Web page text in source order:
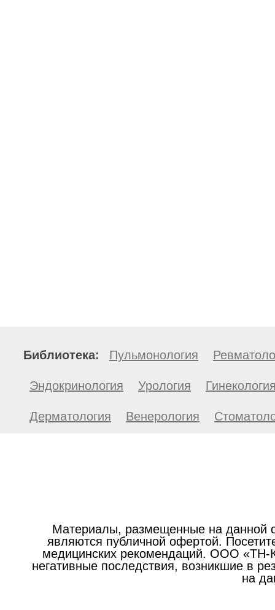
Библиотека: Пульмонология
Эндокринология Урология
Дерматология Венерология
Материалы, размещенные на данной
являются публичной офертой.
медицинских рекомендаций. ООО «ТН-
негативные последствия, возникшие в
на